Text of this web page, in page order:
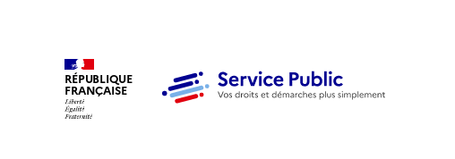
RÉPUBLIQUE
FRANÇAISE